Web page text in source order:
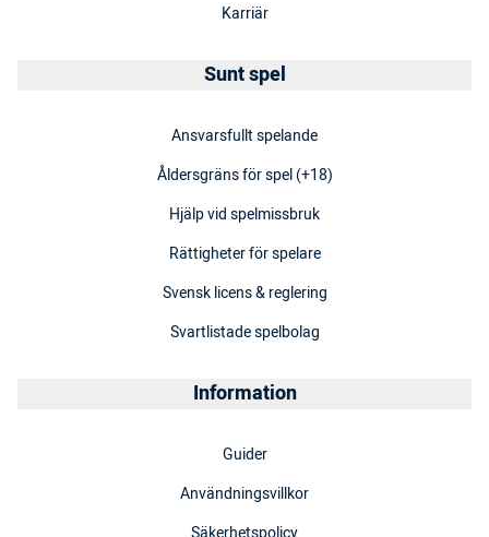
Karriär
Sunt spel
Ansvarsfullt spelande
Åldersgräns för spel (+18)
Hjälp vid spelmissbruk
Rättigheter för spelare
Svensk licens & reglering
Svartlistade spelbolag
Information
Guider
Användningsvillkor